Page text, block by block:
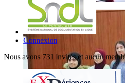
Connexion
Nous avons 731 invités et aucun